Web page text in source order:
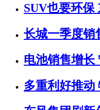
SUV也要环保
长城一季度销
电池销售增长
多重利好推动